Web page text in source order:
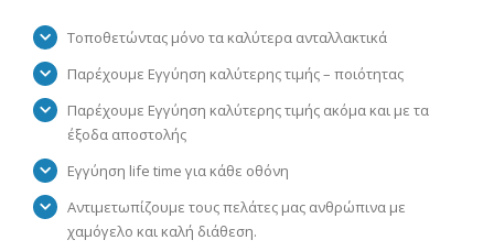
Τοποθετώντας μόνο τα καλύτερα ανταλλακτικά
Παρέχουμε Εγγύηση καλύτερης τιμής – ποιότητας
Παρέχουμε Εγγύηση καλύτερης τιμής ακόμα και με τα
έξοδα αποστολής
Εγγύηση life time για κάθε οθόνη
Αντιμετωπίζουμε τους πελάτες μας ανθρώπινα με
χαμόγελο και καλή διάθεση.